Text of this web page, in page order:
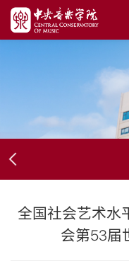
全国社会艺术水
会第53届